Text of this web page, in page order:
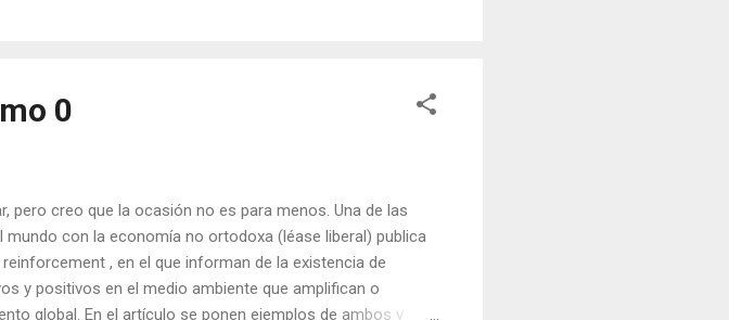
0
pero creo que la ocasión no es para menos. Una de las
con la economía no ortodoxa (léase liberal) publica
, en el que informan de la existencia de
y positivos en el medio ambiente que amplifican o
global. En el artículo se ponen ejemplos de ambos y